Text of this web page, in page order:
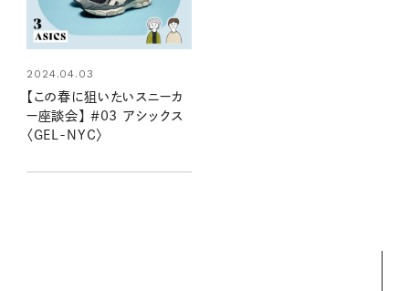
2024.04.03
【この春に狙いたいスニーカ
ー座談会】 ＃03 アシックス
〈GEL-NYC〉